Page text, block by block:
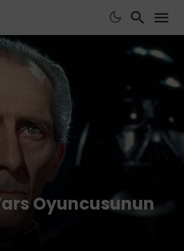
Oyuncusunun